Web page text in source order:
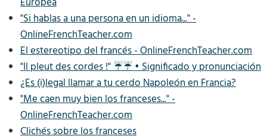
"Si hablas a una persona en un idioma..." -
OnlineFrenchTeacher.com
El estereotipo del francés - OnlineFrenchTeacher.com
"Il pleut des cordes !" ☔️☔️ • Significado y pronunciación
¿Es (i)legal llamar a tu cerdo Napoleón en Francia?
"Me caen muy bien los franceses..." -
OnlineFrenchTeacher.com
Clichés sobre los franceses